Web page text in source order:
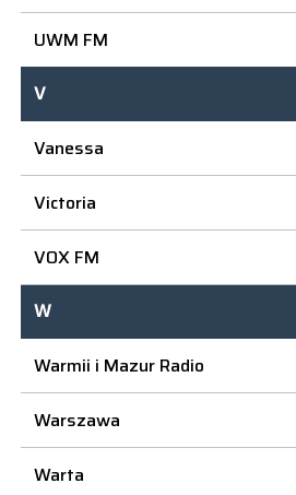
UWM FM
V
Vanessa
Victoria
VOX FM
W
Warmii i Mazur Radio
Warszawa
Warta